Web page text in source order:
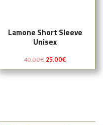
Lamone Short Sleeve
Unisex
40.00€ 25.00€